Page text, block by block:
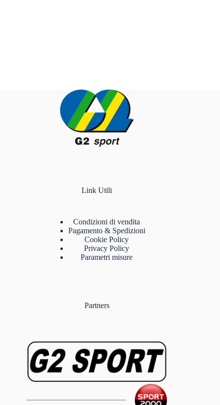
Link Utili
Condizioni di vendita
Pagamento & Spedizioni
Cookie Policy
Privacy Policy
Parametri misure
Partners